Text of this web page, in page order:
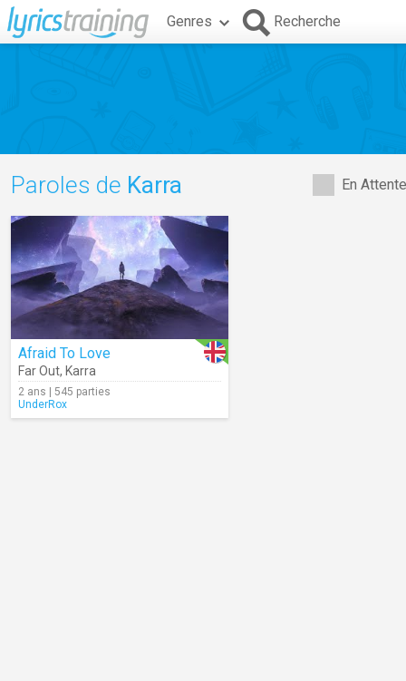
Genres Recherche
En
Paroles de Karra
Afraid To Love
Far Out, Karra
2 ans | 545 parties
UnderRox